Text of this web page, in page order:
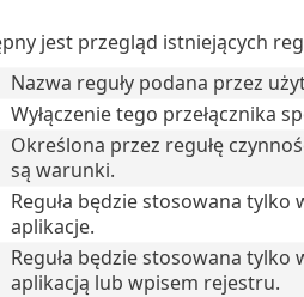
jest przegląd istniejących
Nazwa reguły podana przez
Wyłączenie tego przełącznika
Określona przez regułę
są warunki.
Reguła będzie stosowana
aplikacje.
Reguła będzie stosowana
aplikacją lub wpisem rejestru.